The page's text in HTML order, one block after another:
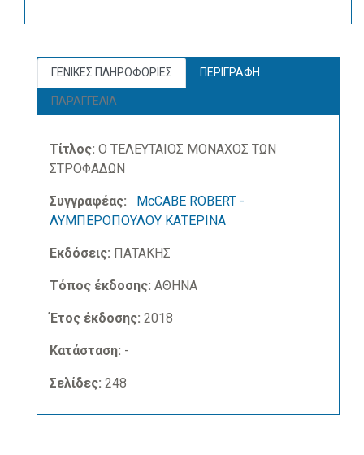
ΓΕΝΙΚΕΣ ΠΛΗΡΟΦΟΡΙΕΣ ΠΕΡΙΓΡΑΦΗ
ΠΑΡΑΓΓΕΛΙΑ
Τίτλος: Ο ΤΕΛΕΥΤΑΙΟΣ ΜΟΝΑΧΟΣ ΤΩΝ
ΣΤΡΟΦΑΔΩΝ
Συγγραφέας:
McCABE ROBERT -
ΛΥΜΠΕΡΟΠΟΥΛΟΥ ΚΑΤΕΡΙΝΑ
Εκδόσεις: ΠΑΤΑΚΗΣ
Τόπος έκδοσης: ΑΘΗΝΑ
Έτος έκδοσης: 2018
Κατάσταση: -
Σελίδες: 248